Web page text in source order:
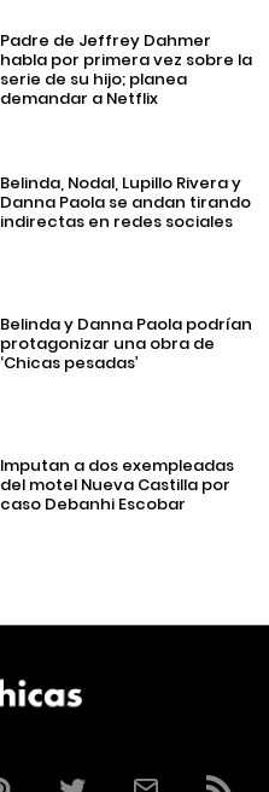
Padre de Jeffrey Dahmer
habla por primera vez sobre la
serie de su hijo; planea
demandar a Netflix
Belinda, Nodal, Lupillo Rivera y
Danna Paola se andan tirando
indirectas en redes sociales
Belinda y Danna Paola podrían
protagonizar una obra de
‘Chicas pesadas’
Imputan a dos exempleadas
del motel Nueva Castilla por
caso Debanhi Escobar